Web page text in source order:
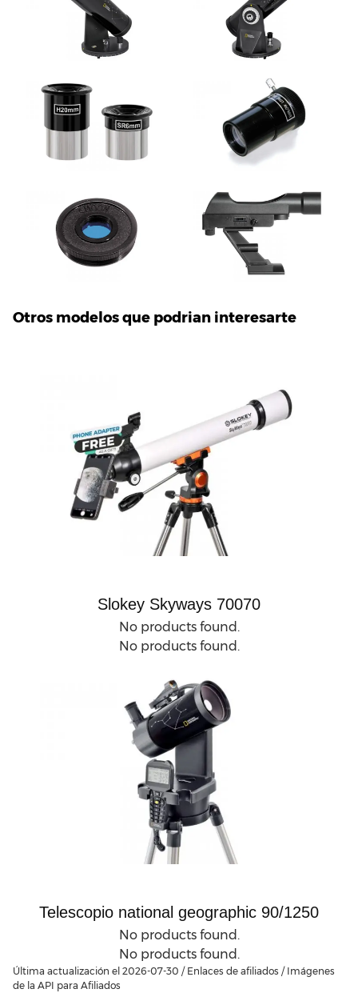
Otros modelos que podrian interesarte
Slokey Skyways 70070
No products found.
No products found.
Telescopio national geographic 90/1250
No products found.
No products found.
Última actualización el 2026-07-30 / Enlaces de afiliados / Imágenes
de la API para Afiliados